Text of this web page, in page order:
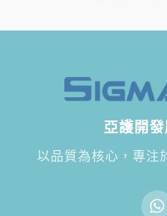
亞護開
以品質為核心，專注